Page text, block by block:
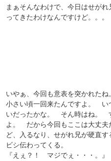
まぁそんなわけで、今日はせが
ってきたわけなんですけど。。。
いやぁ、今回も意表を突かれたね。
小さい頃一回来たんですよ。
いだったかな。 そん時はね。
よ。 だから今回もここは大丈夫
ど、入るなり、せがれ兄が硬直
ビシ伝わってくる。
『えぇ？！ マジでぇ・・・。』